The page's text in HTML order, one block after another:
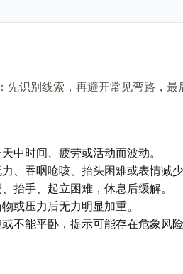
先识别线索，再避开常见弯路，最
中时间、疲劳或活动而波动。
、吞咽呛咳、抬头困难或表情减
抬手、起立困难，休息后缓解。
或压力后无力明显加重。
不能平卧，提示可能存在危象风